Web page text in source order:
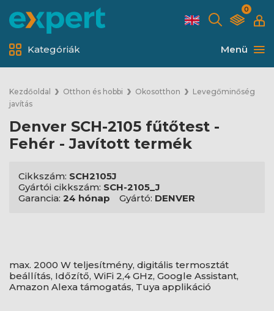
0
Menü
Kategóriák
Kezdőoldal Otthon és hobbi Okosotthon
Levegőminőség
javítás
Denver SCH-2105 fűtőtest -
Fehér - Javított termék
Cikkszám: SCH2105J
Gyártói cikkszám: SCH-2105_J
Garancia: 24 hónap Gyártó: DENVER
max. 2000 W teljesítmény, digitális termosztát
beállítás, Időzítő, WiFi 2,4 GHz, Google Assistant,
Amazon Alexa támogatás, Tuya applikáció